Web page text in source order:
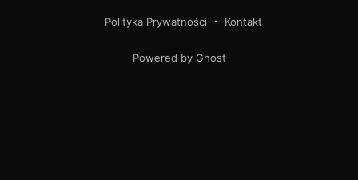
Polityka Prywatności Kontakt
Powered by Ghost